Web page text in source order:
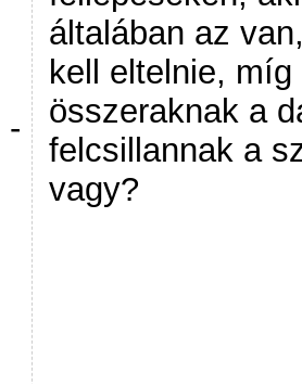
-
általában az
kell eltelnie,
összeraknak a
felcsillannak a
vagy?